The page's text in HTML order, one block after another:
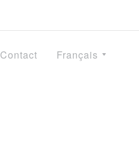
Contact Français